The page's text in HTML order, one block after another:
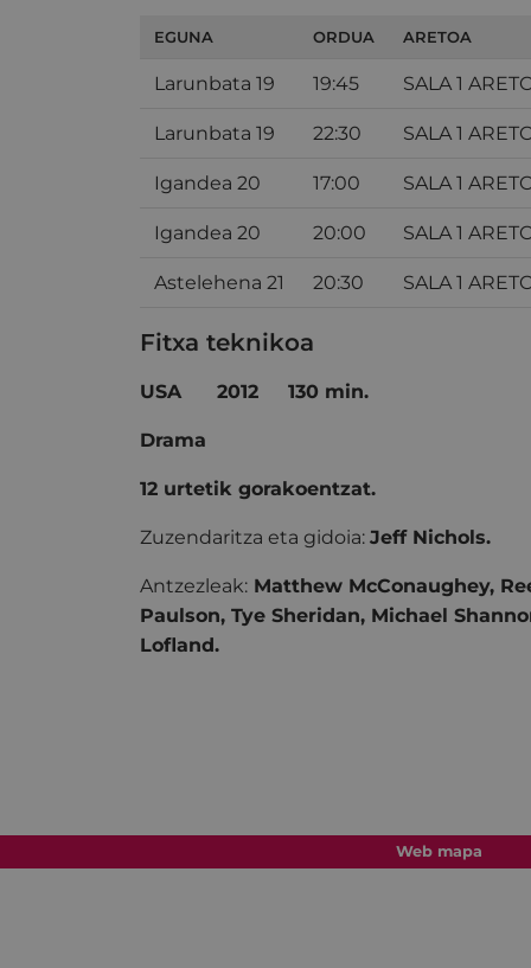
EGUNA ORDUA ARETOA
Larunbata 19 19:45 SALA 1
Larunbata 19 22:30 SALA 1
Igandea 20 17:00 SALA 1
Igandea 20 20:00 SALA 1
Astelehena 21 20:30 SALA 1
Fitxa teknikoa
USA 2012 130 min.
Drama
12 urtetik gorakoentzat.
Zuzendaritza eta gidoia: Jeff Nichols.
Antzezleak: Matthew McConaughey,
Paulson, Tye Sheridan, Michael
Lofland.
Web mapa